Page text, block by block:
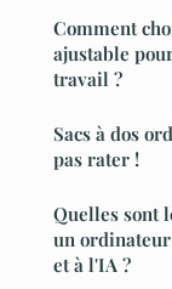
Comment
ajustable
travail ?
Sacs à dos
pas rater !
Quelles sont
un
et à l'IA ?